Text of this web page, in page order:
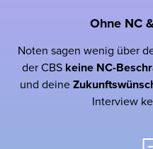
Ohne NC
Noten sagen wenig über
der CBS keine NC-
und deine
Interview